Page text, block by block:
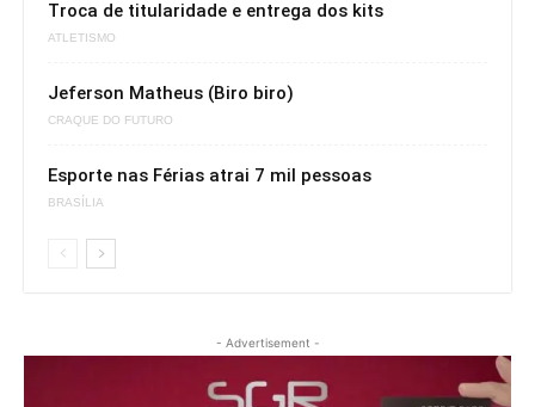
Troca de titularidade e entrega dos kits
ATLETISMO
Jeferson Matheus (Biro biro)
CRAQUE DO FUTURO
Esporte nas Férias atrai 7 mil pessoas
BRASÍLIA
- Advertisement -